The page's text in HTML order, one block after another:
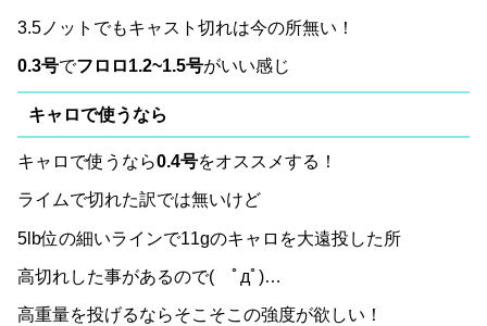
3.5ノットでもキャスト切れは今の所無い！
0.3号でフロロ1.2~1.5号がいい感じ
キャロで使うなら
キャロで使うなら0.4号をオススメする！
ライムで切れた訳では無いけど
5lb位の細いラインで11gのキャロを大遠投した所
高切れした事があるので( ﾟдﾟ)…
高重量を投げるならそこそこの強度が欲しい！